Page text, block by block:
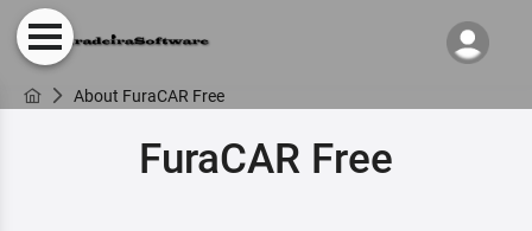
About FuraCAR Free
FuraCAR Free